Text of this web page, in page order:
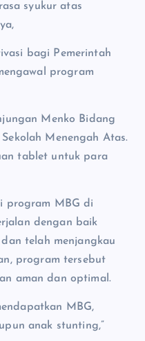
syukur atas
bagi Pemerintah
program
Menko Bidang
Menengah Atas.
tablet untuk para
program MBG di
dengan baik
telah menjangkau
program tersebut
aman dan optimal.
MBG,
anak stunting,”